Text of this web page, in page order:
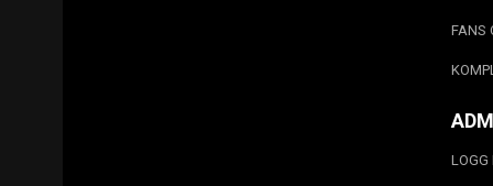
FANS
LOGG